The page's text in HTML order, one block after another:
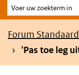
Voer
uw
zoekterm
Kruimelpad
Forum
'Pas toe leg